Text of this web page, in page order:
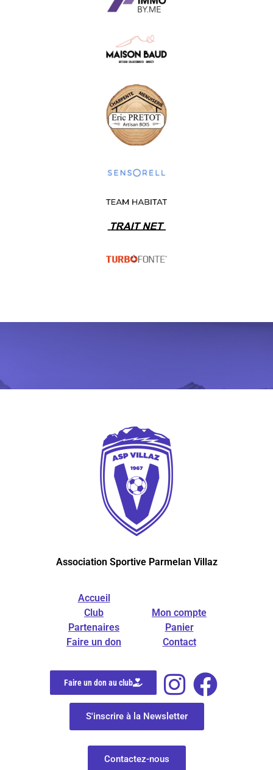
Association Sportive Parmelan Villaz
Accueil
Club
Partenaires
Faire un don
Mon compte
Panier
Contact
Faire un don au club
S'inscrire à la Newsletter
Contactez-nous